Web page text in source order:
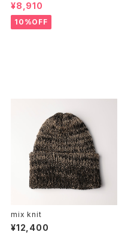
¥8,910
10%OFF
mix knit
¥12,400